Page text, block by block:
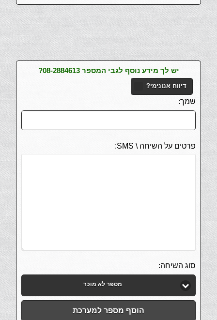
יש לך מידע נוסף לגבי המספר 08-2884613?
דיווח אנונימי?
שמך:
פרטים על השיחה \ SMS:
סוג השיחה:
מספר לא מוכר
הוסף מספר למערכת